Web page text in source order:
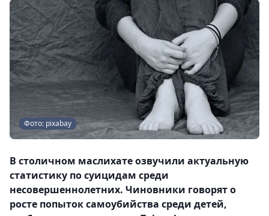
Фото: pixabay
В столичном маслихате озвучили актуальную
статистику по суицидам среди
несовершеннолетних. Чиновники говорят о
росте попыток самоубийства среди детей,